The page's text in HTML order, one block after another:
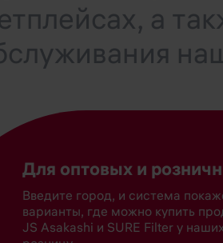
а
Для оптовых и
Введите город, и система
варианты, где можно купить
JS Asakashi и SURE Filter у